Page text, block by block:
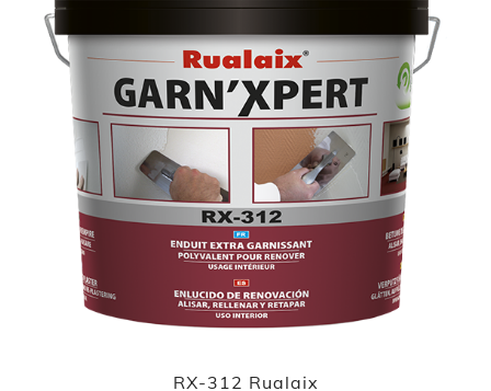
RX-312 Rualaix